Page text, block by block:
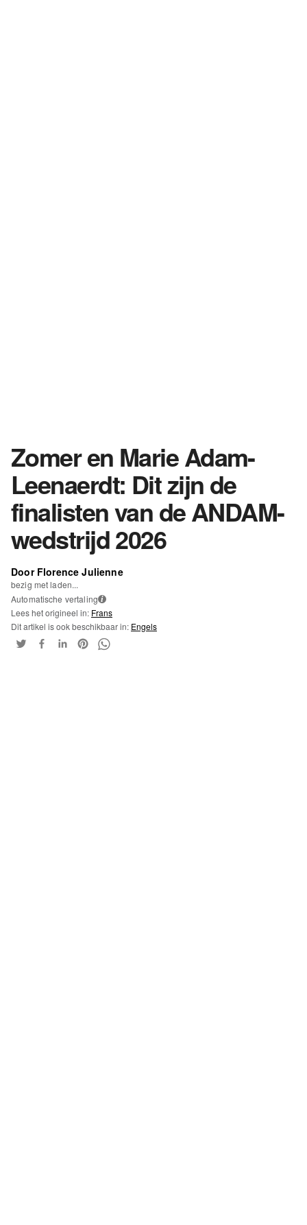
Zomer en Marie Adam-
Leenaerdt: Dit zijn de
finalisten van de ANDAM-
wedstrijd 2026
Door Florence Julienne
bezig met laden...
Automatische vertaling i
Lees het origineel in: Frans
Dit artikel is ook beschikbaar in: Engels